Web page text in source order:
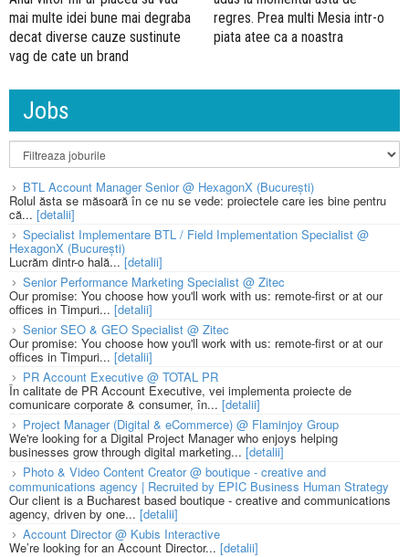
mai multe idei bune mai degraba
decat diverse cauze sustinute
vag de cate un brand
regres. Prea multi Mesia intr-o
piata atee ca a noastra
Jobs
BTL Account Manager Senior @ HexagonX (București)
Rolul ăsta se măsoară în ce nu se vede: proiectele care ies bine pentru
că... [detalii]
Specialist Implementare BTL / Field Implementation Specialist @
HexagonX (București)
Lucrăm dintr-o hală...[detalii]
Senior Performance Marketing Specialist @ Zitec
Our promise: You choose how you'll work with us: remote-first or at our
offices in Timpuri... [detalii]
Senior SEO & GEO Specialist @ Zitec
Our promise: You choose how you'll work with us: remote-first or at our
offices in Timpuri... [detalii]
PR Account Executive @ TOTAL PR
În calitate de PR Account Executive, vei implementa proiecte de
comunicare corporate & consumer, în... [detalii]
Project Manager (Digital & eCommerce) @ Flaminjoy Group
We're looking for a Digital Project Manager who enjoys helping
businesses grow through digital marketing... [detalii]
Photo & Video Content Creator @ boutique - creative and
communications agency | Recruited by EPIC Business Human Strategy
Our client is a Bucharest based boutique - creative and communications
agency, driven by one... [detalii]
Account Director @ Kubis Interactive
We’re looking for an Account Director... [detalii]